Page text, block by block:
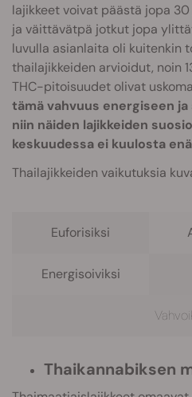
lajikkeet voivat päästä jopa 30
ja väittävätpä jotkut jopa
luvulla asianlaita oli kuitenkin
thailajikkeiden arvioidut, noin
THC-pitoisuudet olivat
tämä vahvuus energiseen
niin näiden lajikkeiden
keskuudessa ei kuulosta
Thailajikkeiden vaikutuksia
Euforisiksi
Energisoiviksi
Thaikannabiksen